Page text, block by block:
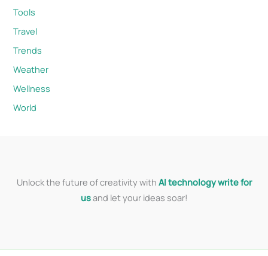
Tools
Travel
Trends
Weather
Wellness
World
Unlock the future of creativity with AI technology write for
usand let your ideas soar!